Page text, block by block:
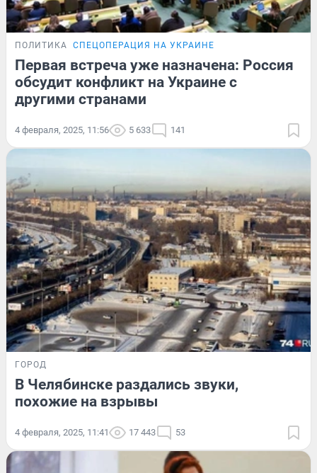
ПОЛИТИКА СПЕЦОПЕРАЦИЯ НА УКРАИНЕ
Первая встреча уже назначена: Россия
обсудит конфликт на Украине с
другими странами
4 февраля, 2025, 11:56 5 633 141
ГОРОД
В Челябинске раздались звуки,
похожие на взрывы
4 февраля, 2025, 11:41 17 443 53